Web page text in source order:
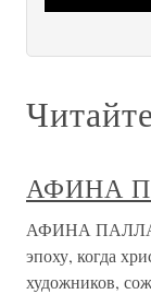
АФИНА
АФИНА
эпоху, когда
художников,